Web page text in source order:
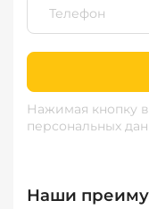
Нажимая кнопку
персональных
Наши